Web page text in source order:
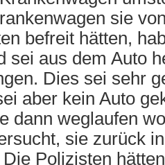
sie
befreit hätten,
sei aus dem Auto
Dies sei sehr
aber kein Auto
dann weglaufen
sie zurück
Polizisten